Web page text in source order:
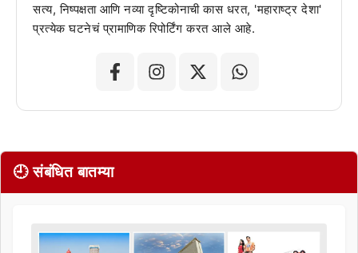
सत्य, निष्पक्षता आणि नव्या दृष्टिकोनाची कास धरत, 'महाराष्ट्र देशा'
प्रत्येक घटनेचं प्रामाणिक रिपोर्टिंग करत आले आहे.
🕘 संबंधित बातम्या